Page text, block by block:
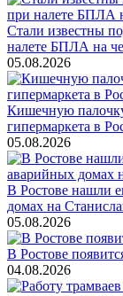
Стали известны
налете БПЛА на
05.08.2026
Кишечную
гипермаркета в
05.08.2026
В Ростове нашли
домах на
05.08.2026
В Ростове
04.08.2026